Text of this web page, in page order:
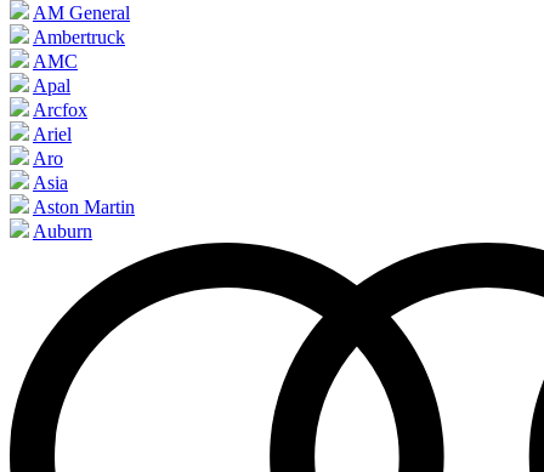
AM General
Ambertruck
AMC
Apal
Arcfox
Ariel
Aro
Asia
Aston Martin
Auburn